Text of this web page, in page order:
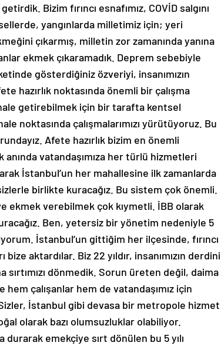
Bizim fırıncı esnafımız, COVİD salgını
yangınlarda milletimiz için; yeri
çıkarmış, milletin zor zamanında yanına
ekmek çıkaramadık. Deprem sebebiyle
gösterdiğiniz özveriyi, insanımızın
hazırlık noktasında önemli bir çalışma
getirebilmek için bir tarafta kentsel
noktasında çalışmalarımızı yürütüyoruz. Bu
Afete hazırlık bizim en önemli
vatandaşımıza her türlü hizmetleri
İstanbul’un her mahallesine ilk zamanlarda
birlikte kuracağız. Bu sistem çok önemli.
ekmek verebilmek çok kıymetli. İBB olarak
Ben, yetersiz bir yönetim nedeniyle 5
İstanbul’un gittiğim her ilçesinde, fırıncı
aktardılar. Biz 22 yıldır, insanımızın derdini
dönmedik. Sorun üreten değil, daima
çalışanlar hem de vatandaşımız için
İstanbul gibi devasa bir metropole hizmet
olarak bazı olumsuzluklar olabiliyor.
durarak emekçiye sırt dönülen bu 5 yılı